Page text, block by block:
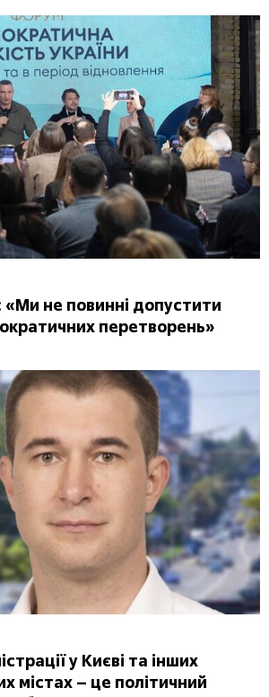
«Ми не повинні допустити
перетворень»
у Києві та інших
містах – це політичний